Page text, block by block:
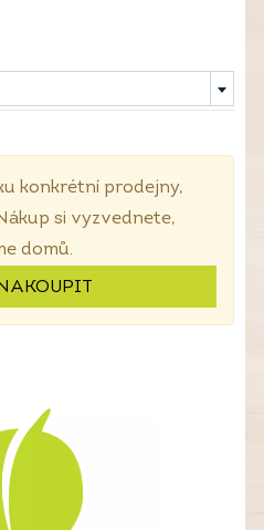
konkrétní prodejny,
si vyzvednete,
domů.